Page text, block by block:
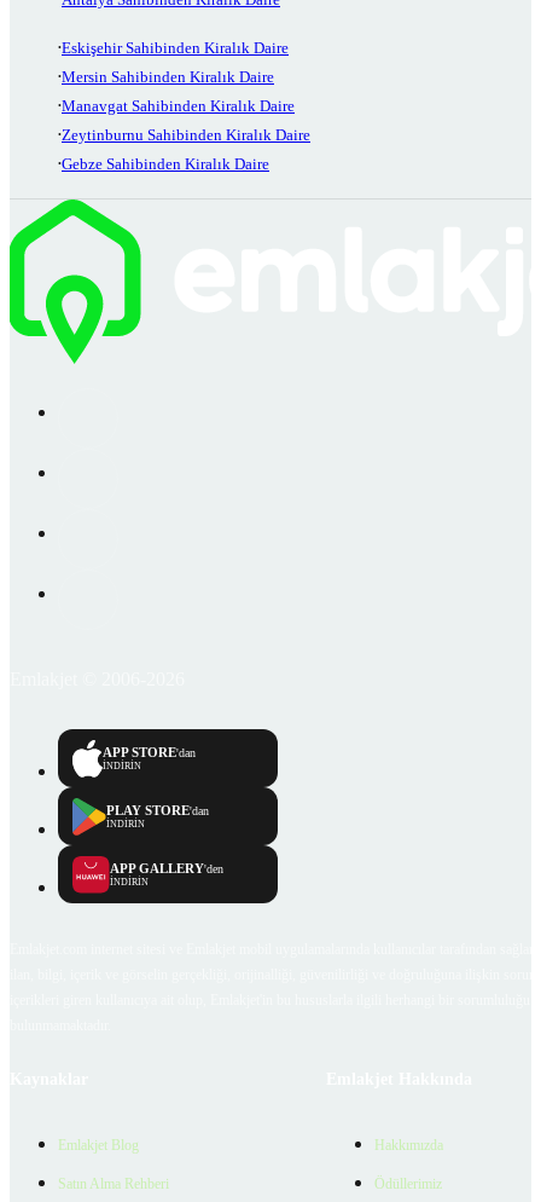
Eskişehir Sahibinden Kiralık Daire
Mersin Sahibinden Kiralık Daire
Manavgat Sahibinden Kiralık Daire
Zeytinburnu Sahibinden Kiralık Daire
Gebze Sahibinden Kiralık Daire
APP STORE'dan
İNDİRİN
PLAY STORE'dan
İNDİRİN
APP GALLERY'den
İNDİRİN
Emlakjet Blog
Satın Alma Rehberi
Hakkımızda
Ödüllerimiz